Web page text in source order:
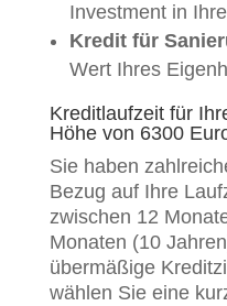
Investment in
Kredit für
Wert Ihres
Kreditlaufzeit für
Höhe von 6300
Sie haben
Bezug auf Ihre
zwischen 12
Monaten (10
übermäßige
wählen Sie eine